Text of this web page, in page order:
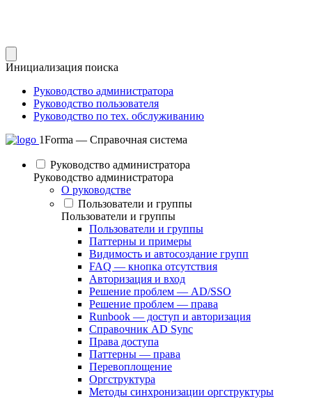
Инициализация поиска
Руководство администратора
Руководство пользователя
Руководство по тех. обслуживанию
1Forma — Справочная система
Руководство администратора
Руководство администратора
О руководстве
Пользователи и группы
Пользователи и группы
Пользователи и группы
Паттерны и примеры
Видимость и автосоздание групп
FAQ — кнопка отсутствия
Авторизация и вход
Решение проблем — AD/SSO
Решение проблем — права
Runbook — доступ и авторизация
Справочник AD Sync
Права доступа
Паттерны — права
Перевоплощение
Оргструктура
Методы синхронизации оргструктуры